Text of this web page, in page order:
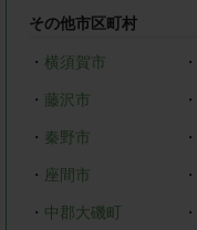
その他市区町村
・ 横須賀市 ・
・ 藤沢市 ・
・ 秦野市 ・
・ 座間市 ・
・ 中郡大磯町 ・